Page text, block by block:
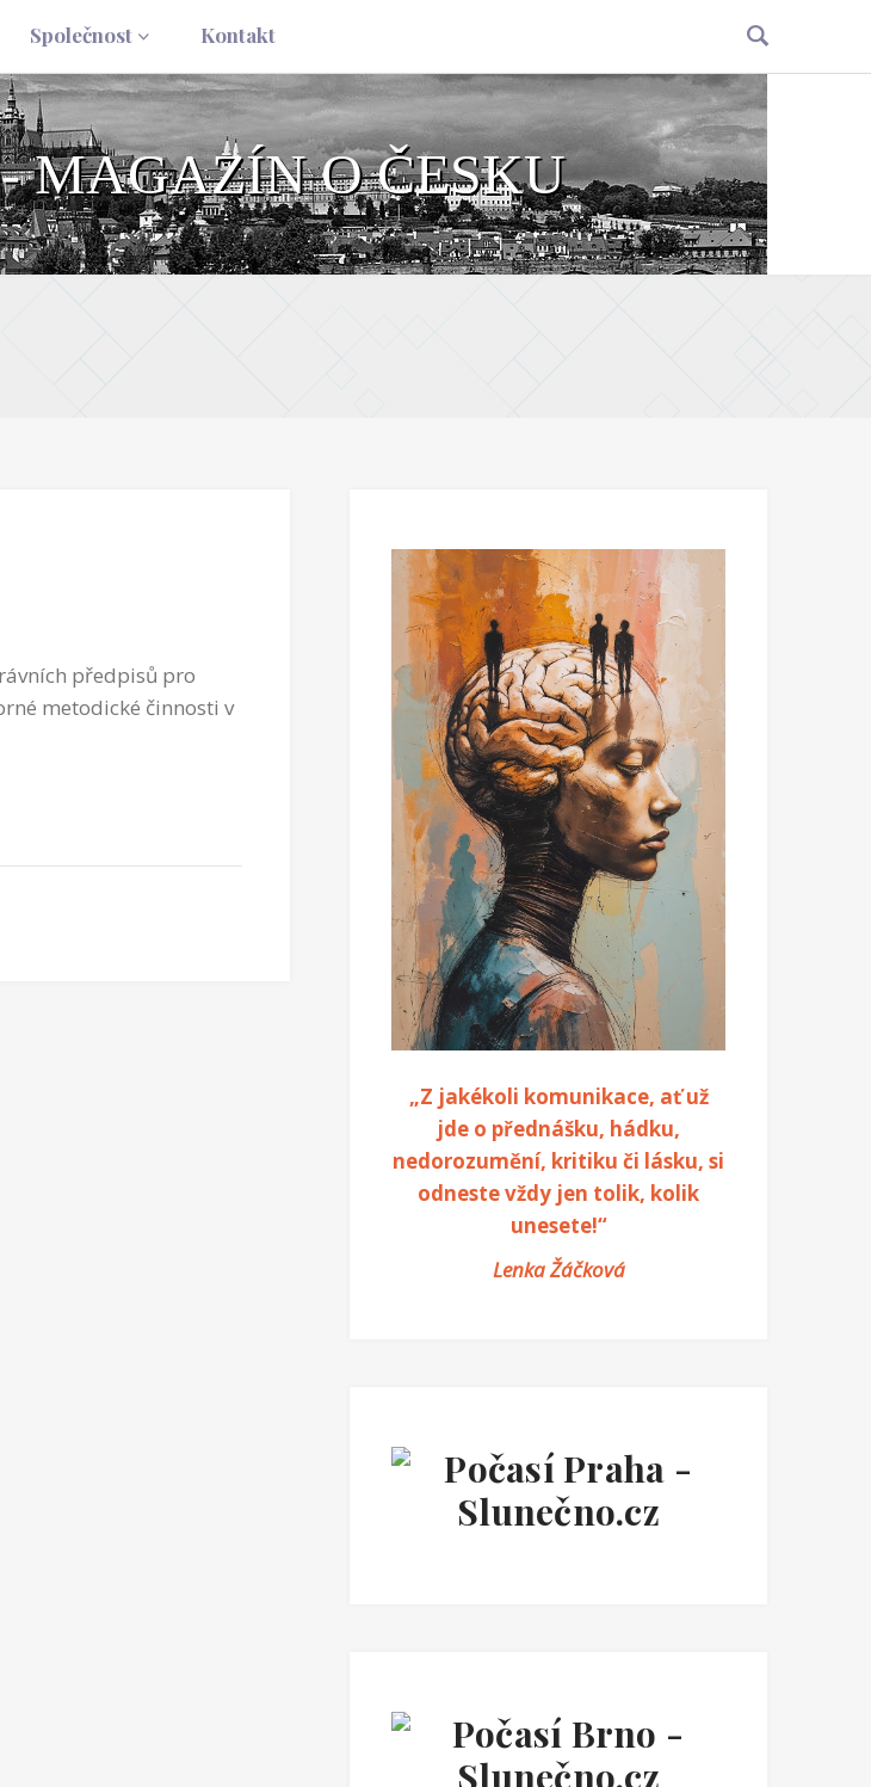
Společnost Kontakt
MAGAZÍN O ČESKU
předpisů pro
metodické činnosti v
„Z jakékoli komunikace, ať už
jde o přednášku, hádku,
nedorozumění, kritiku či lásku, si
odneste vždy jen tolik, kolik
unesete!“
Lenka Žáčková